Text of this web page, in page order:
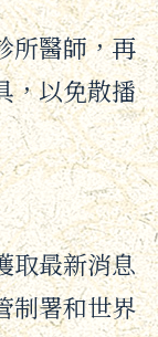
所醫師，再
，以免散播
取最新消息
制署和世界